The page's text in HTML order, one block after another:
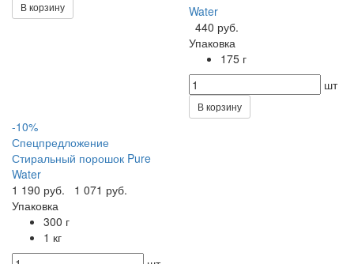
В корзину
Water
440 руб.
Упаковка
175 г
шт
В корзину
-10%
Спецпредложение
Стиральный порошок Pure
Water
1 190 руб.
1 071 руб.
Упаковка
300 г
1 кг